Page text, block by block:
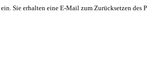
Sie erhalten eine E-Mail zum Zurücksetzen des